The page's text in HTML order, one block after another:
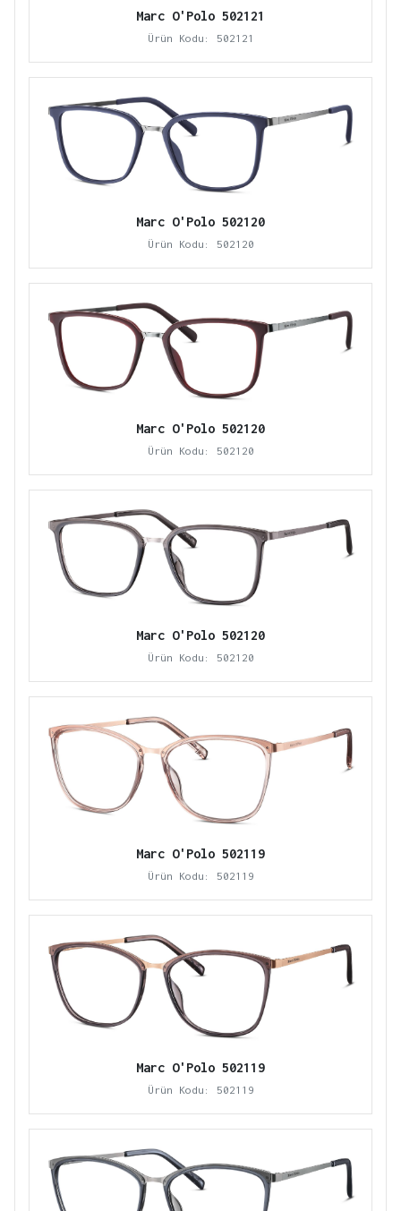
Marc O'Polo 502121
Ürün Kodu: 502121
Marc O'Polo 502120
Ürün Kodu: 502120
Marc O'Polo 502120
Ürün Kodu: 502120
Marc O'Polo 502120
Ürün Kodu: 502120
Marc O'Polo 502119
Ürün Kodu: 502119
Marc O'Polo 502119
Ürün Kodu: 502119